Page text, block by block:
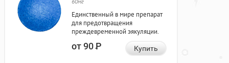
Единственный в мире препарат
для предотвращения
преждевременной эякуляции.
от 90Р Купить